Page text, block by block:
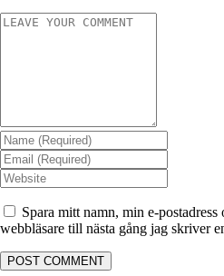
Spara mitt namn, min e-
webbläsare till nästa gång jag skriver